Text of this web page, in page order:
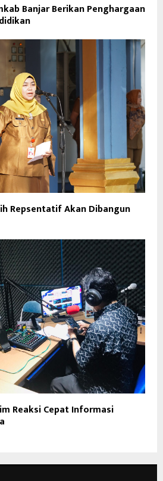
Banjar Berikan Penghargaan
Repsentatif Akan Dibangun
Reaksi Cepat Informasi